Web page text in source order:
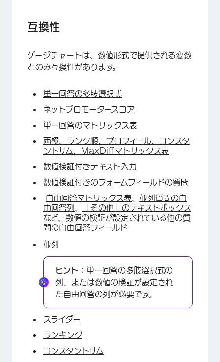
互換性
ゲージチャートは、数値形式で提供される変数
とのみ互換性があります。
単一回答の多肢選択式
ネットプロモータースコア
単一回答のマトリックス表
両極、ランク順、プロフィール、コンスタ
ントサム、MaxDiffマトリックス表
数値検証付きテキスト入力
数値検証付きのフォームフィールドの質問
自由回答マトリックス表
並列質問の自
由回答列
「その他」のテキストボックス
など、数値の検証が設定されている他の質
問の自由回答フィールド
並列
ヒント： 単一回答の多肢選択式の
列、または数値の検証が設定され
た自由回答の列が必要です。
スライダー
ランキング
コンスタントサム